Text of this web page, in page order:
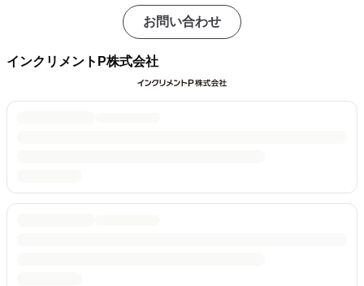
お問い合わせ
インクリメントP株式会社